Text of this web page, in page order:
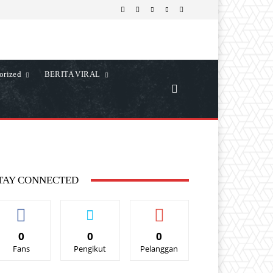
BERITA VIRAL
CONNECTED
0
Fans
0
Pengikut
0
Pelanggan